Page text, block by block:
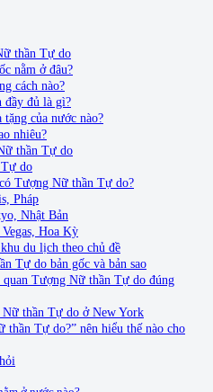
thần Tự do
nằm ở đâu?
cách nào?
đầy đủ là gì?
của nước nào?
nhiêu?
thần Tự do
do
Tượng Nữ thần Tự do?
Pháp
Nhật Bản
Hoa Kỳ
du lịch theo chủ đề
Tự do bản gốc và bản sao
quan Tượng Nữ thần Tự do đúng
thần Tự do ở New York
thần Tự do?” nên hiểu thế nào cho